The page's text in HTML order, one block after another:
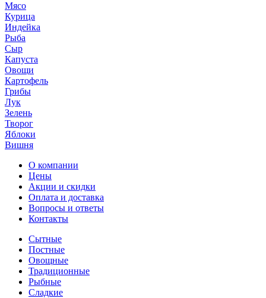
Мясо
Курица
Индейка
Рыба
Сыр
Капуста
Овощи
Картофель
Грибы
Лук
Зелень
Творог
Яблоки
Вишня
О компании
Цены
Акции и скидки
Оплата и доставка
Вопросы и ответы
Контакты
Сытные
Постные
Овощные
Традиционные
Рыбные
Сладкие